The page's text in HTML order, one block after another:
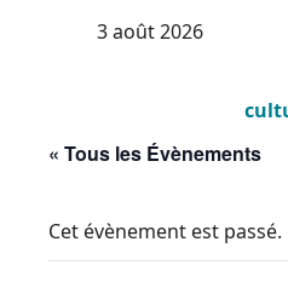
3 août 2026
« Tous les Évènements
Cet évènement est passé.